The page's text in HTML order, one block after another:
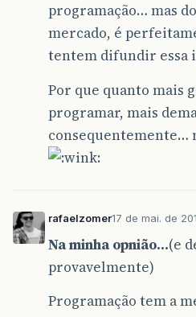
programação… mas
mercado, é
tentem difundir essa
Por que quanto mais
programar, mais
consequentemente…
rafaelzomer17 de mai. de
Na minha opnião…(e
provavelmente)
Programação tem a